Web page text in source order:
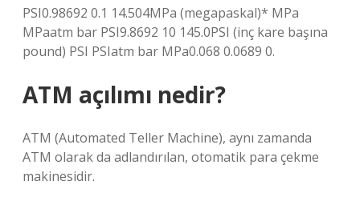
PSI0.98692 0.1 14.504MPa (megapaskal)* MPa
MPaatm bar PSI9.8692 10 145.0PSI (inç kare başına
pound) PSI PSIatm bar MPa0.068 0.0689 0.
ATM açılımı nedir?
ATM (Automated Teller Machine), aynı zamanda
ATM olarak da adlandırılan, otomatik para çekme
makinesidir.